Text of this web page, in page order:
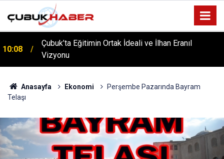
10:08
Çubuk’ta Eğitimin Ortak İdeali ve İlhan Eranıl
Vizyonu
12:06
ÇUBUK’TA ‘YAZA MERHABA’ COŞKUSU: Kursiyerler
Gönüllerince Eğlendi!
Anasayfa Ekonomi
Perşembe Pazarında Bayram
Telaşı